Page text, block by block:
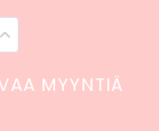
tuotesivulta
MYYNTIÄ